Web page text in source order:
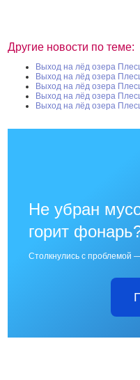
Другие новости по теме:
Выход на лёд озера
Выход на лёд озера
Выход на лёд озера
Выход на лёд озера
Выход на лёд озера
Не убран
горит
Столкнулись с проблемой